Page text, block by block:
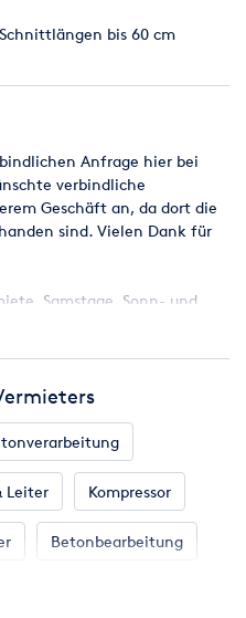
bis 60 cm
Anfrage hier bei
verbindliche
Geschäft an, da dort die
sind. Vielen Dank für
Samstage, Sonn- und
(Freitag ab 08:00 Uhr
in der Regel ab 8.00 Uhr
jedoch nicht zugesagt
zugesagte Maschinen
nicht zur Verfügung stehen.
alles daran setzen, in
Leiter Kompressor
Betonbearbeitung